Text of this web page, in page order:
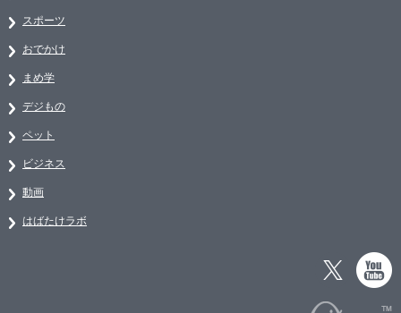
スポーツ
おでかけ
まめ学
デジもの
ペット
ビジネス
動画
はばたけラボ